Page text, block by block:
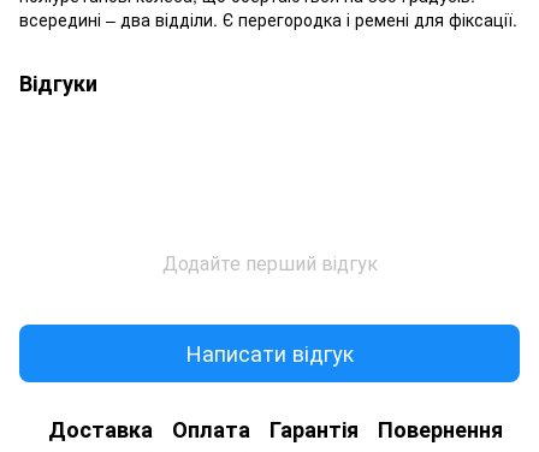
всередині – два відділи. Є перегородка і ремені для фіксації.
Відгуки
Додайте перший відгук
Написати відгук
Доставка Оплата Гарантія Повернення